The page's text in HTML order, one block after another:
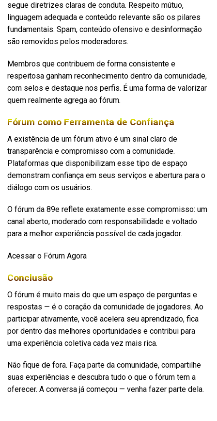
segue diretrizes claras de conduta. Respeito mútuo,
linguagem adequada e conteúdo relevante são os pilares
fundamentais. Spam, conteúdo ofensivo e desinformação
são removidos pelos moderadores.
Membros que contribuem de forma consistente e
respeitosa ganham reconhecimento dentro da comunidade,
com selos e destaque nos perfis. É uma forma de valorizar
quem realmente agrega ao fórum.
Fórum como Ferramenta de Confiança
A existência de um fórum ativo é um sinal claro de
transparência e compromisso com a comunidade.
Plataformas que disponibilizam esse tipo de espaço
demonstram confiança em seus serviços e abertura para o
diálogo com os usuários.
O fórum da 89e reflete exatamente esse compromisso: um
canal aberto, moderado com responsabilidade e voltado
para a melhor experiência possível de cada jogador.
Acessar o Fórum Agora
Conclusão
O fórum é muito mais do que um espaço de perguntas e
respostas — é o coração da comunidade de jogadores. Ao
participar ativamente, você acelera seu aprendizado, fica
por dentro das melhores oportunidades e contribui para
uma experiência coletiva cada vez mais rica.
Não fique de fora. Faça parte da comunidade, compartilhe
suas experiências e descubra tudo o que o fórum tem a
oferecer. A conversa já começou — venha fazer parte dela.